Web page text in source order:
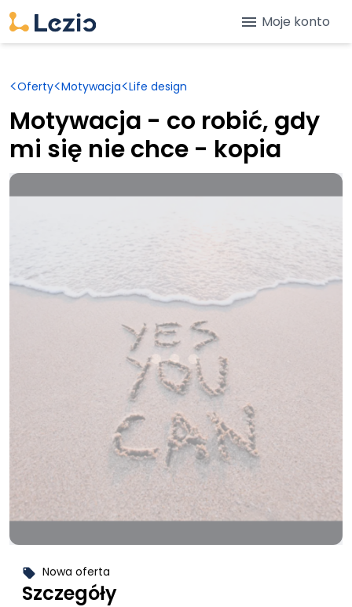
menu Moje konto
<Oferty<Motywacja<Life design
Motywacja - co robić, gdy
mi się nie chce - kopia
Szczegóły
local_offer Nowa oferta